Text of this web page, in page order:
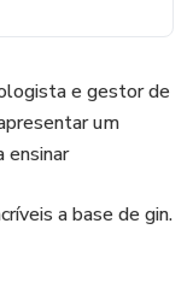
e gestor de
um
ensinar
a base de gin.